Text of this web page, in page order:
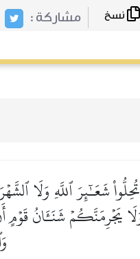
مشاركة :
تُحِلُّواْ شَعَـٰٓئِرَ ٱللَّهِ وَلَا
يَجۡرِمَنَّكُمۡ شَنَـَٔانُ قَوۡمٍ